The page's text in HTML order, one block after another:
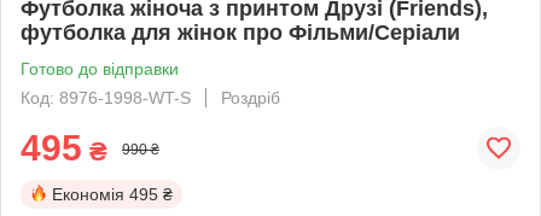
Футболка жіноча з принтом Друзі (Friends),
футболка для жінок про Фільми/Серіали
Готово до відправки
Код: 8976-1998-WT-S
Роздріб
495 ₴ 990 ₴
Економія 495 ₴